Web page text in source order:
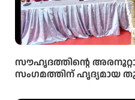
സൗഹൃദത്തിന്റെ
സംഗമത്തിന് ഹൃദ്യമായ